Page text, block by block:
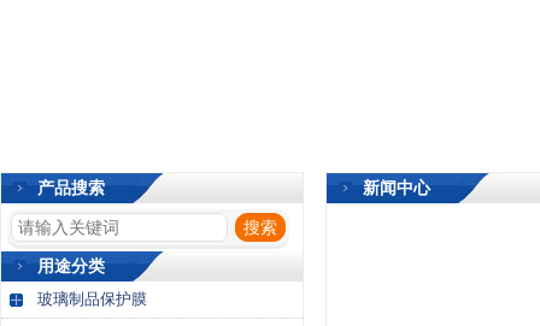
产品搜索
用途分类
玻璃制品保护膜
新闻中心